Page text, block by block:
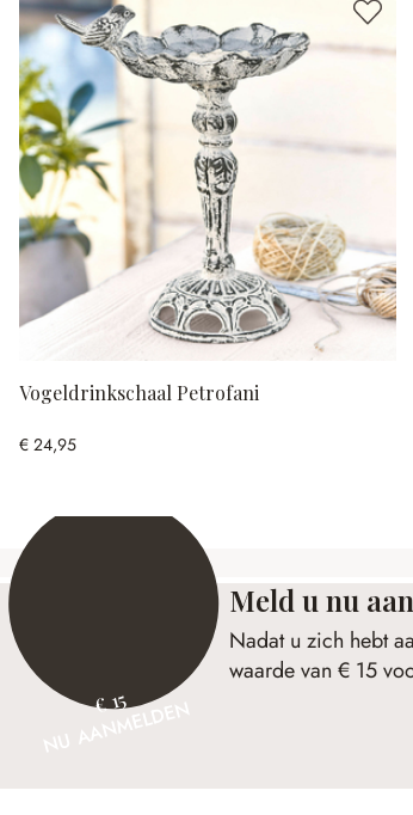
Vogeldrinkschaal Petrofani
€ 24,95
€ 15
NU AANMELDEN
Meld u nu
Nadat u zich hebt
waarde van € 15